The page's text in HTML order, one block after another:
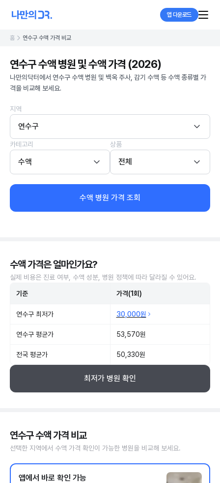
앱 다운로드
홈 연수구 수액 가격 비교
연수구 수액 병원 및 수액 가격 (2026)
나만의닥터에서 연수구 수액 병원 및 백옥 주사, 감기 수액 등 수액 종류별 가
격을 비교해 보세요.
지역
연수구
카테고리
수액
상품
전체
수액 병원 가격 조회
수액 가격은 얼마인가요?
실제 비용은 진료 여부, 수액 성분, 병원 정책에 따라 달라질 수 있어요.
기준 가격(1회)
연수구 최저가 30,000원
연수구 평균가 53,570원
전국 평균가 50,330원
최저가 병원 확인
연수구 수액 가격 비교
선택한 지역에서 수액 가격 확인이 가능한 병원을 비교해 보세요.
앱에서 바로 확인 가능